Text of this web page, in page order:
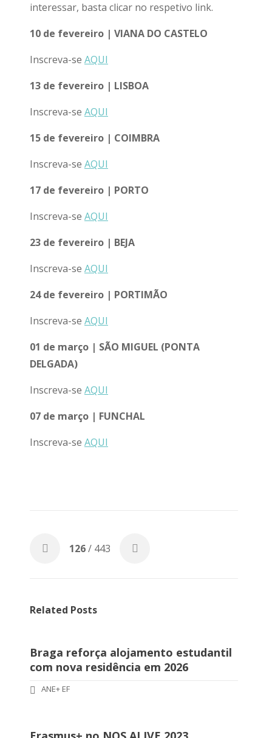
interessar, basta clicar no respetivo link.
10 de fevereiro | VIANA DO CASTELO
Inscreva-se AQUI
13 de fevereiro | LISBOA
Inscreva-se AQUI
15 de fevereiro | COIMBRA
Inscreva-se AQUI
17 de fevereiro | PORTO
Inscreva-se AQUI
23 de fevereiro | BEJA
Inscreva-se AQUI
24 de fevereiro | PORTIMÃO
Inscreva-se AQUI
01 de março | SÃO MIGUEL (PONTA
DELGADA)
Inscreva-se AQUI
07 de março | FUNCHAL
Inscreva-se AQUI
126/ 443
Related Posts
Braga reforça alojamento estudantil
com nova residência em 2026
ANE+ EF